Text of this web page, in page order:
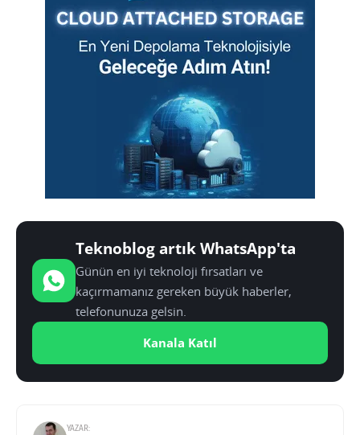
Teknoblog artık WhatsApp'ta
Günün en iyi teknoloji fırsatları ve
kaçırmamanız gereken büyük haberler,
telefonunuza gelsin.
Kanala Katıl
YAZAR: